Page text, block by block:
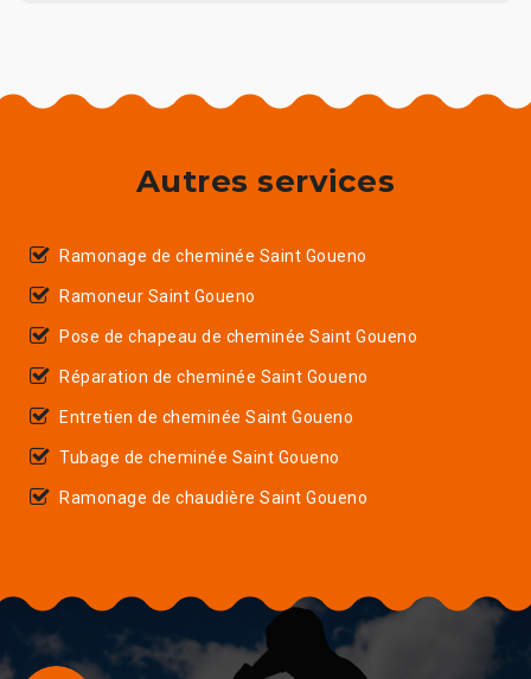
Autres services
Ramonage de cheminée Saint Goueno
Ramoneur Saint Goueno
Pose de chapeau de cheminée Saint Goueno
Réparation de cheminée Saint Goueno
Entretien de cheminée Saint Goueno
Tubage de cheminée Saint Goueno
Ramonage de chaudière Saint Goueno